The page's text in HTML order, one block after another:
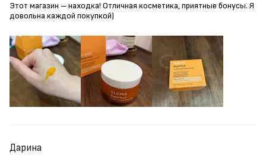
Этот магазин – находка! Отличная косметика, приятные бонусы. Я
довольна каждой покупкой)
Дарина